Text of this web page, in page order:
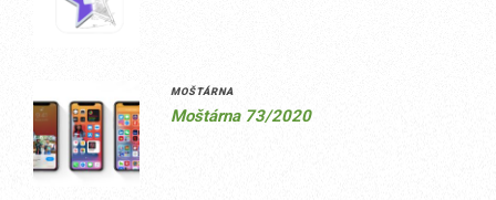
MOŠTÁRNA
Moštárna 73/2020